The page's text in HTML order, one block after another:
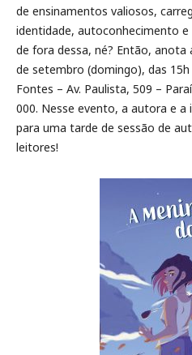
de ensinamentos valiosos,
identidade, autoconhecimento e
de fora dessa, né? Então, anota
de setembro (domingo), das
Fontes – Av. Paulista, 509 –
000. Nesse evento, a autora e
para uma tarde de sessão de
leitores!